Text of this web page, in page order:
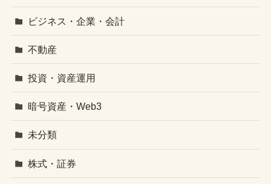
ビジネス・企業・会計
不動産
投資・資産運用
暗号資産・Web3
未分類
株式・証券